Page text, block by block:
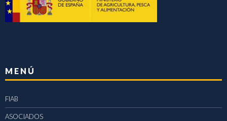
MENÚ
FIAB
ASOCIADOS